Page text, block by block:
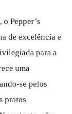
Pepper’s
de excelência e
para a
uma
se pelos
pratos